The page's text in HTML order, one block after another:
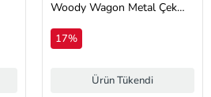
Woody Wagon Metal Çek
17%
Ürün Tükendi